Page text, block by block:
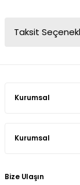
Taksit
Kurumsal
Kurumsal
Bize Ulaşın